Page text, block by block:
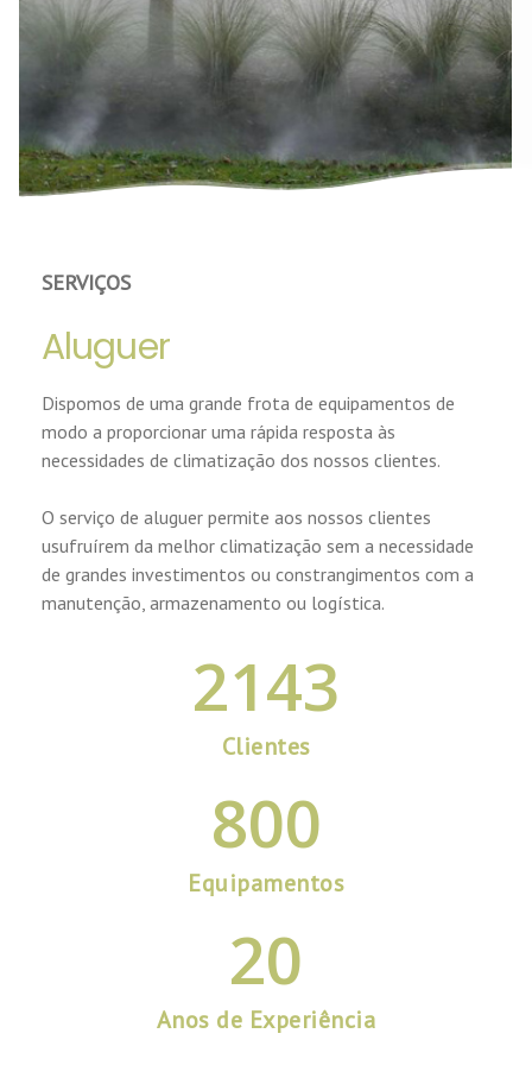
SERVIÇOS
Aluguer
Dispomos de uma grande frota de equipamentos de
modo a proporcionar uma rápida resposta às
necessidades de climatização dos nossos clientes.
O serviço de aluguer permite aos nossos clientes
usufruírem da melhor climatização sem a necessidade
de grandes investimentos ou constrangimentos com a
manutenção, armazenamento ou logística.
2143
Clientes
800
Equipamentos
20
Anos de Experiência